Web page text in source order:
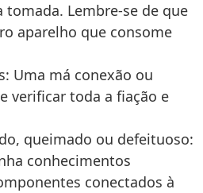
Lembre-se de que
aparelho que consome
Uma má conexão ou
verificar toda a fiação e
queimado ou defeituoso:
conhecimentos
conectados à